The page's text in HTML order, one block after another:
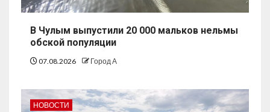
В Чулым выпустили 20 000 мальков нельмы
обской популяции
07.08.2026 Город А
НОВОСТИ